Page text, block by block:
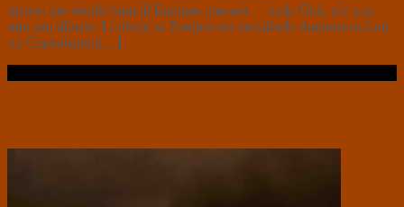
melodi der sendte ham til Europas grænser – gode Gud, giv mig
min søn tilbage. I forhold til Beethovens storslåede skæbnesymfoni
og Copenhagen[…]